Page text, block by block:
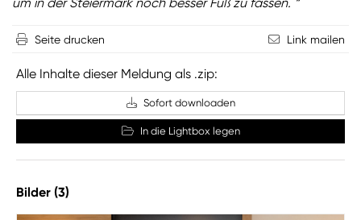
Seite drucken Link mailen
Alle Inhalte dieser Meldung als .zip:
Sofort downloaden
In die Lightbox legen
Bilder (3)